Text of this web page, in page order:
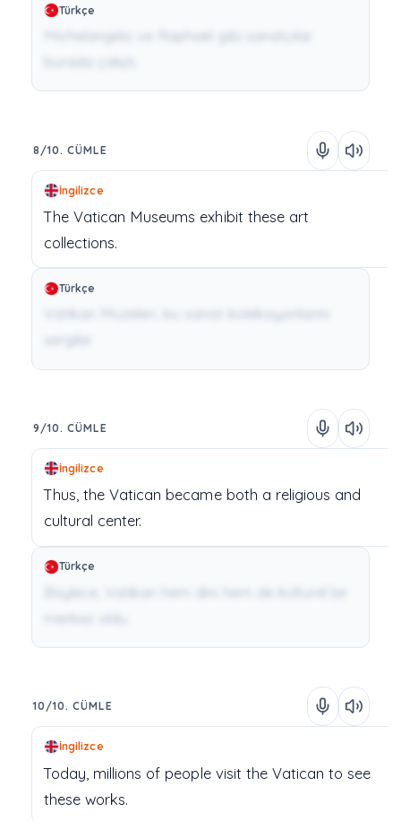
Türkçe
8/10. CÜMLE
İngilizce
The Vatican Museums exhibit these art
collections.
Türkçe
9/10. CÜMLE
İngilizce
Thus, the Vatican became both a religious and
cultural center.
Türkçe
10/10. CÜMLE
İngilizce
Today, millions of people visit the Vatican tosee
these works.